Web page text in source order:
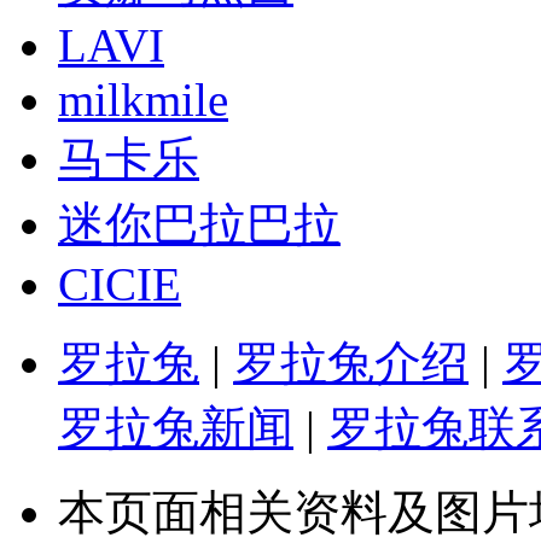
LAVI
milkmile
马卡乐
迷你巴拉巴拉
CICIE
罗拉兔 | 罗拉兔介绍 |
罗拉兔新闻 | 罗拉兔联
本页面相关资料及图